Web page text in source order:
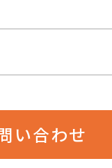
い合わせ